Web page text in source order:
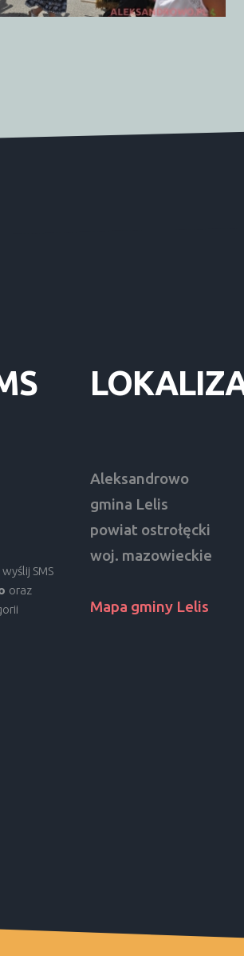
SMS
oraz
Aleksandrowo
gmina Lelis
powiat ostrołęcki
woj. mazowieckie
Mapa gminy Lelis